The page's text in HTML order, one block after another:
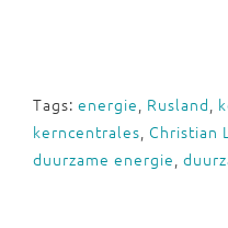
Tags: energie, Rusland,
kerncentrales, Christian
duurzame energie,